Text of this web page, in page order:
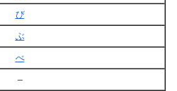
び
ぶ
べ
–